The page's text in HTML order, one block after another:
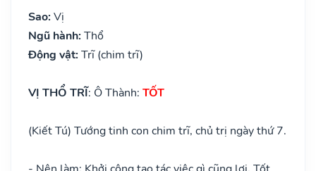
Sao: Vị
Ngũ hành: Thổ
Động vật: Trĩ (chim trĩ)
VỊ THỔ TRĨ: Ô Thành: TỐT
(Kiết Tú) Tướng tinh con chim trĩ, chủ trị ngày thứ 7.